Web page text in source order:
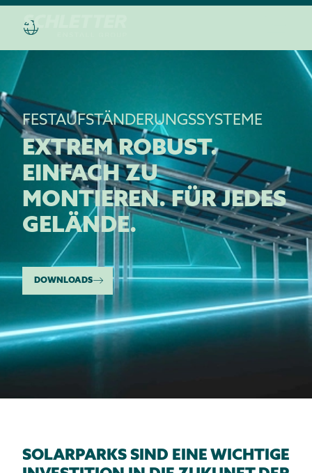
FESTAUFSTÄNDERUNGSSYSTEME
EXTREM ROBUST.
EINFACH ZU
MONTIEREN. FÜR JEDES
GELÄNDE.
DOWNLOADS
SOLARPARKS SIND EINE WICHTIGE